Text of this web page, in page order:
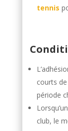
tennis
courts
période
club, le